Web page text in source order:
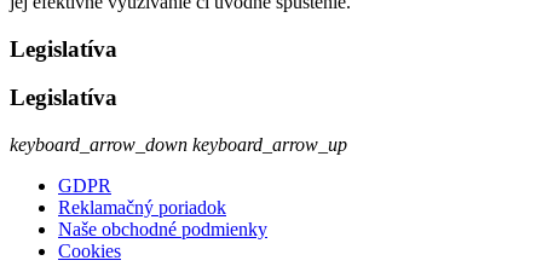
Legislatíva
Legislatíva
keyboard_arrow_down keyboard_arrow_up
GDPR
Reklamačný poriadok
Naše obchodné podmienky
Cookies